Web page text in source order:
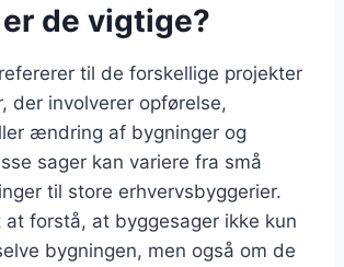
de vigtige?
til de forskellige projekter
der involverer opførelse,
ændring af bygninger og
sager kan variere fra små
til store erhvervsbyggerier.
at forstå, at byggesager ikke kun
bygningen, men også om de